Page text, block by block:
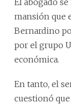
mansión que
Bernardino
por el grupo
económica.
En tanto, el
cuestionó